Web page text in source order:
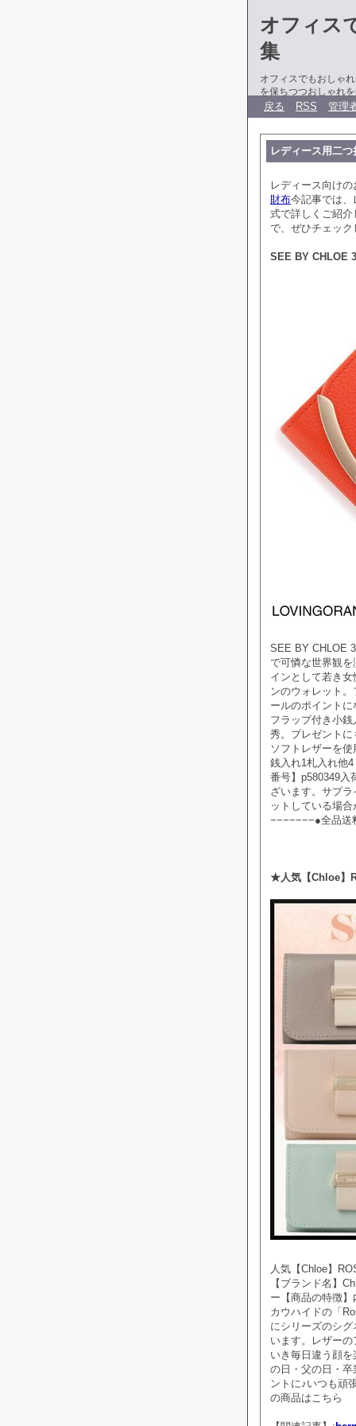
オフィス
集
オフィスでもおしゃ
を保ちつつおしゃれを
戻る RSS 管理
レディース用二
レディース向けの
財布今記事では、
式で詳しくご紹
で、ぜひチェック
SEE BY CHLOE
SEE BY CHLOE
で可憐な世界観
インとして若き
ンのウォレット
ールのポイント
フラップ付き小
秀。プレゼント
ソフトレザーを
銭入れ1札入れ他
番号】p580349入
ざいます。サプ
ットしている場
−−−−−−−●全品送
★人気【Chloe】
人気【Chloe】
【ブランド名】
ー【商品の特徴
カウハイドの「
にシリーズのシ
います。レザー
いき毎日違う顔
の日・父の日・
ントに♪いつも頑
の商品はこちら